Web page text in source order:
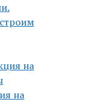
на